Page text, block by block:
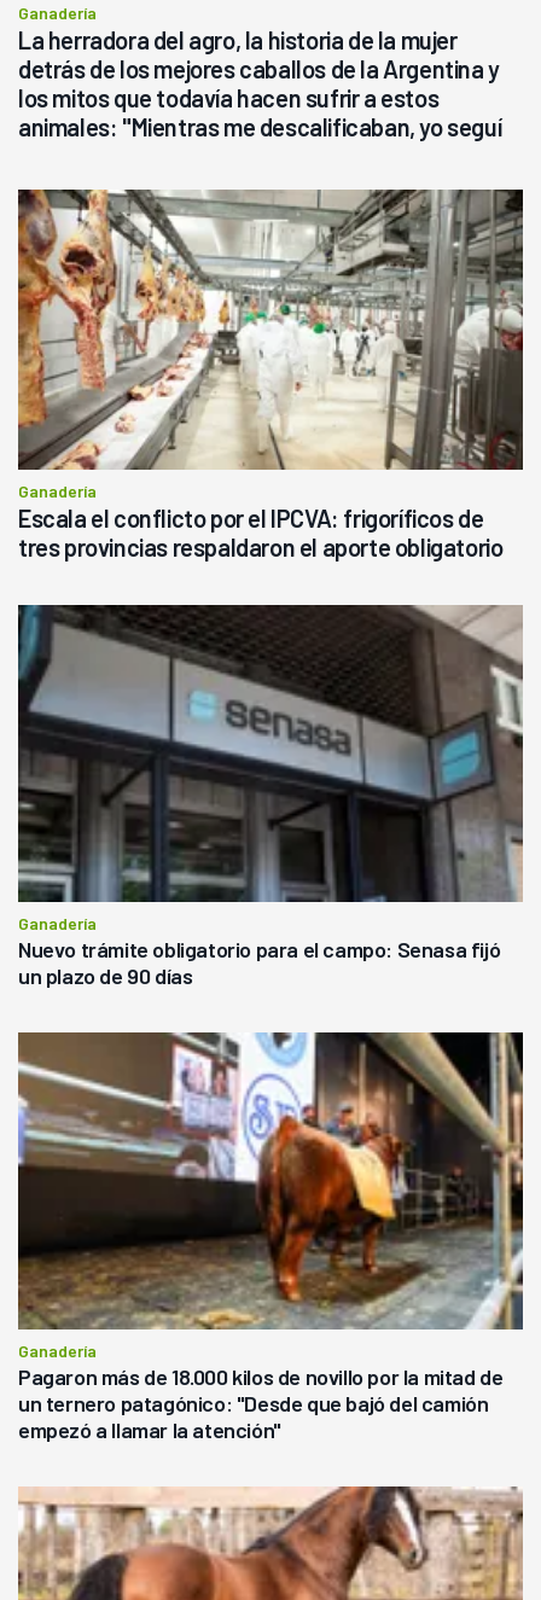
Ganadería
La herradora del agro, la historia de la mujer
detrás de los mejores caballos de la Argentina y
los mitos que todavía hacen sufrir a estos
animales: "Mientras me descalificaban, yo seguí
Ganadería
Escala el conflicto por el IPCVA: frigoríficos de
tres provincias respaldaron el aporte obligatorio
Ganadería
Nuevo trámite obligatorio para el campo: Senasa fijó
un plazo de 90 días
Ganadería
Pagaron más de 18.000 kilos de novillo por la mitad de
un ternero patagónico: "Desde que bajó del camión
empezó a llamar la atención"